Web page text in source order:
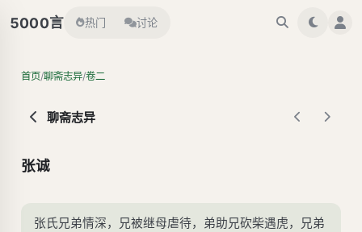
5000言 热门 讨论
首页/聊斋志异/卷二
聊斋志异
张诚
张氏兄弟情深，兄被继母虐待，弟助兄砍柴遇虎，兄弟